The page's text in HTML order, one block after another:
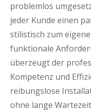
problemlos
jeder Kunde einen
stilistisch zum
funktionale
überzeugt der
Kompetenz und
reibungslose
ohne lange